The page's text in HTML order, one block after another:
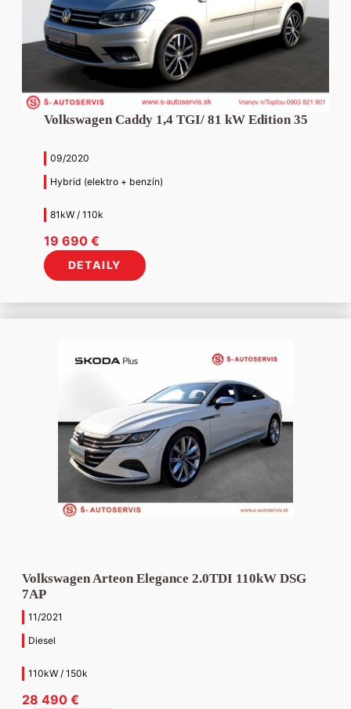
Volkswagen Caddy 1,4 TGI/ 81 kW Edition 35
09/2020
Hybrid (elektro + benzín)
81kW / 110k
19 690 €
DETAILY
Volkswagen Arteon Elegance 2.0TDI 110kW DSG
7AP
11/2021
Diesel
110kW / 150k
28 490 €